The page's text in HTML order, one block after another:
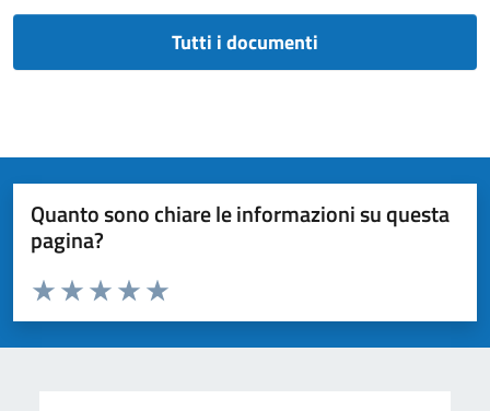
Tutti i documenti
Quanto sono chiare le informazioni su questa
pagina?
Valuta da 1 a 5 stelle la pagina
Valuta 5 stelle su 5
Valuta 4 stelle su 5
Valuta 3 stelle su 5
Valuta 2 stelle su 5
Valuta 1 stelle su 5